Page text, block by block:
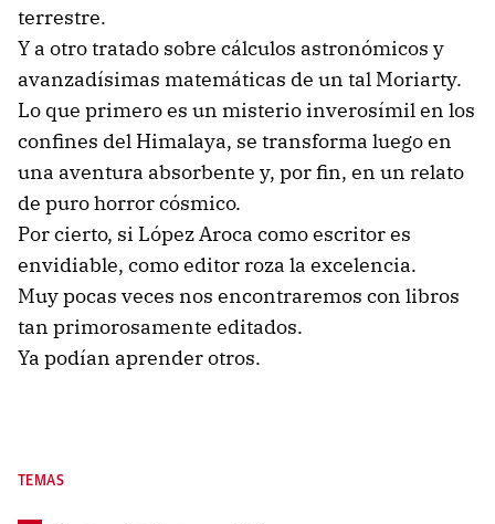
terrestre.
Y a otro tratado sobre cálculos astronómicos y
avanzadísimas matemáticas de un tal Moriarty.
Lo que primero es un misterio inverosímil en los
confines del Himalaya, se transforma luego en
una aventura absorbente y, por fin, en un relato
de puro horror cósmico.
Por cierto, si López Aroca como escritor es
envidiable, como editor roza la excelencia.
Muy pocas veces nos encontraremos con libros
tan primorosamente editados.
Ya podían aprender otros.
TEMAS